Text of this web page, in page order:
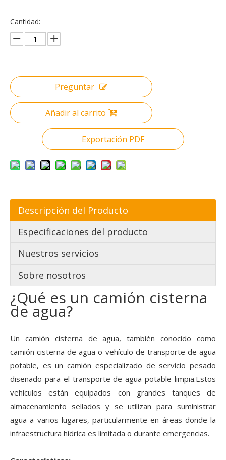
Cantidad:
Preguntar
Añadir al carrito
Exportación PDF
Descripción del Producto
Especificaciones del producto
Nuestros servicios
Sobre nosotros
¿Qué es un camión cisterna
de agua?
Un camión cisterna de agua, también conocido como
camión cisterna de agua o vehículo de transporte de agua
potable, es un camión especializado de servicio pesado
diseñado para el transporte de agua potable limpia.Estos
vehículos están equipados con grandes tanques de
almacenamiento sellados y se utilizan para suministrar
agua a varios lugares, particularmente en áreas donde la
infraestructura hídrica es limitada o durante emergencias.